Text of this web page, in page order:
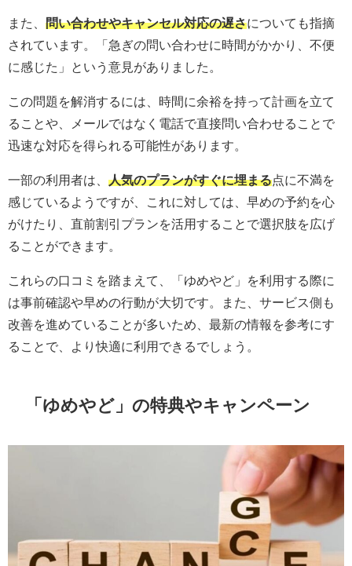
また、 問い合わせやキャンセル対応の遅さについても指摘
されています。「急ぎの問い合わせに時間がかかり、不便
に感じた」という意見がありました。
この問題を解消するには、時間に余裕を持って計画を立て
ることや、メールではなく電話で直接問い合わせることで
迅速な対応を得られる可能性があります。
一部の利用者は、 人気のプランがすぐに埋まる点に不満を
感じているようですが、これに対しては、早めの予約を心
がけたり、直前割引プランを活用することで選択肢を広げ
ることができます。
これらの口コミを踏まえて、「ゆめやど」を利用する際に
は事前確認や早めの行動が大切です。また、サービス側も
改善を進めていることが多いため、最新の情報を参考にす
ることで、より快適に利用できるでしょう。
「ゆめやど」の特典やキャンペーン